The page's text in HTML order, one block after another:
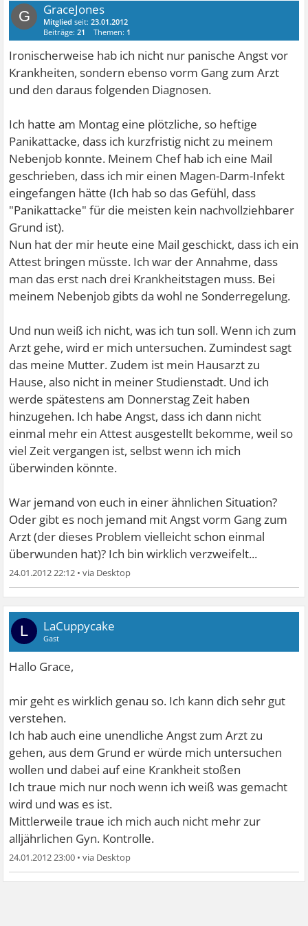
G GraceJones
Mitglied seit:23.01.2012
Beiträge:21 Themen: 1
Ironischerweise hab ich nicht nur panische Angst vor
Krankheiten, sondern ebenso vorm Gang zum Arzt
und den daraus folgenden Diagnosen.
Ich hatte am Montag eine plötzliche, so heftige
Panikattacke, dass ich kurzfristig nicht zu meinem
Nebenjob konnte. Meinem Chef hab ich eine Mail
geschrieben, dass ich mir einen Magen-Darm-Infekt
eingefangen hätte (Ich hab so das Gefühl, dass
"Panikattacke" für die meisten kein nachvollziehbarer
Grund ist).
Nun hat der mir heute eine Mail geschickt, dass ich ein
Attest bringen müsste. Ich war der Annahme, dass
man das erst nach drei Krankheitstagen muss. Bei
meinem Nebenjob gibts da wohl ne Sonderregelung.
Und nun weiß ich nicht, was ich tun soll. Wenn ich zum
Arzt gehe, wird er mich untersuchen. Zumindest sagt
das meine Mutter. Zudem ist mein Hausarzt zu
Hause, also nicht in meiner Studienstadt. Und ich
werde spätestens am Donnerstag Zeit haben
hinzugehen. Ich habe Angst, dass ich dann nicht
einmal mehr ein Attest ausgestellt bekomme, weil so
viel Zeit vergangen ist, selbst wenn ich mich
überwinden könnte.
War jemand von euch in einer ähnlichen Situation?
Oder gibt es noch jemand mit Angst vorm Gang zum
Arzt (der dieses Problem vielleicht schon einmal
überwunden hat)? Ich bin wirklich verzweifelt...
24.01.2012 22:12 •
L LaCuppycake
Gast
Hallo Grace,
mir geht es wirklich genau so. Ich kann dich sehr gut
verstehen.
Ich hab auch eine unendliche Angst zum Arzt zu
gehen, aus dem Grund er würde mich untersuchen
wollen und dabei auf eine Krankheit stoßen
Ich traue mich nur noch wenn ich weiß was gemacht
wird und was es ist.
Mittlerweile traue ich mich auch nicht mehr zur
alljährlichen Gyn. Kontrolle.
24.01.2012 23:00 •